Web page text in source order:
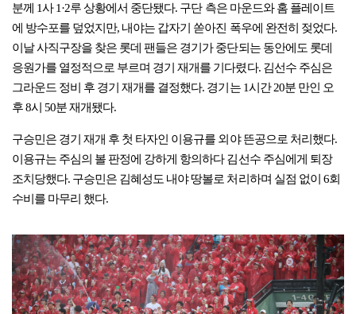
분께 1사 1·2루 상황에서 중단됐다. 구단 측은 마운드와 홈 플레이트
에 방수포를 덮었지만, 내야는 갑자기 쏟아진 폭우에 완전히 젖었다.
이날 사직구장을 찾은 롯데 팬들은 경기가 중단되는 동안에도 롯데
응원가를 열정적으로 부르며 경기 재개를 기다렸다. 김선수 주심은
그라운드 정비 후 경기 재개를 결정했다. 경기는 1시간 20분 만인 오
후 8시 50분 재개됐다.
구승민은 경기 재개 후 첫 타자인 이용규를 외야 뜬공으로 처리했다.
이용규는 주심의 볼 판정에 강하게 항의하다 김선수 주심에게 퇴장
조치당했다. 구승민은 김혜성도 내야 땅볼로 처리하며 실점 없이 6회
수비를 마무리 했다.